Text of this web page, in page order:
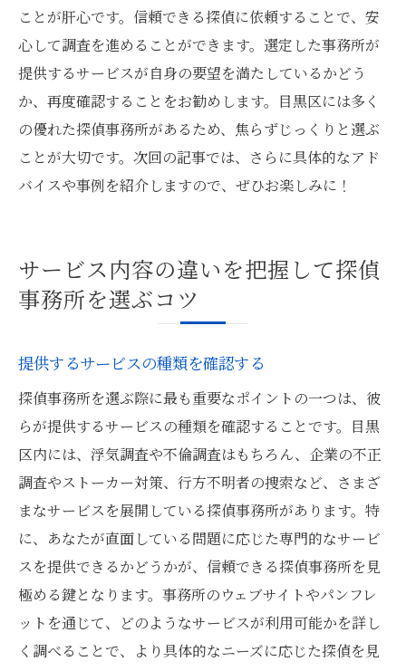
ことが肝心です。信頼できる探偵に依頼することで、安
心して調査を進めることができます。選定した事務所が
提供するサービスが自身の要望を満たしているかどう
か、再度確認することをお勧めします。目黒区には多く
の優れた探偵事務所があるため、焦らずじっくりと選ぶ
ことが大切です。次回の記事では、さらに具体的なアド
バイスや事例を紹介しますので、ぜひお楽しみに！
サービス内容の違いを把握して探偵
事務所を選ぶコツ
提供するサービスの種類を確認する
探偵事務所を選ぶ際に最も重要なポイントの一つは、彼
らが提供するサービスの種類を確認することです。目黒
区内には、浮気調査や不倫調査はもちろん、企業の不正
調査やストーカー対策、行方不明者の捜索など、さまざ
まなサービスを展開している探偵事務所があります。特
に、あなたが直面している問題に応じた専門的なサービ
スを提供できるかどうかが、信頼できる探偵事務所を見
極める鍵となります。事務所のウェブサイトやパンフレ
ットを通じて、どのようなサービスが利用可能かを詳し
く調べることで、より具体的なニーズに応じた探偵を見